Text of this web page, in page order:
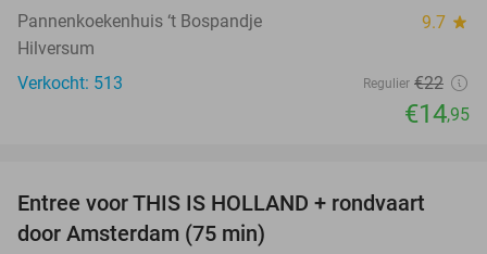
Pannenkoekenhuis ‘t Bospandje 9.7 star
Hilversum
Verkocht: 513
Regulier €22
€14,95
14%
Entree voor THIS IS HOLLAND + rondvaart
door Amsterdam (75 min)